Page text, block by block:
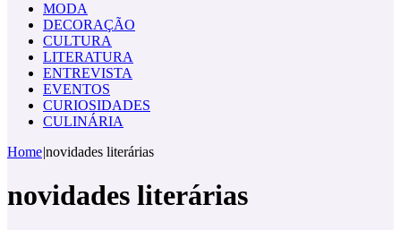
MODA
DECORAÇÃO
CULTURA
LITERATURA
ENTREVISTA
EVENTOS
CURIOSIDADES
CULINÁRIA
Home|novidades literárias
novidades literárias